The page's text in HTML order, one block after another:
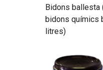
Bidons ballesta
bidons químics
litres)